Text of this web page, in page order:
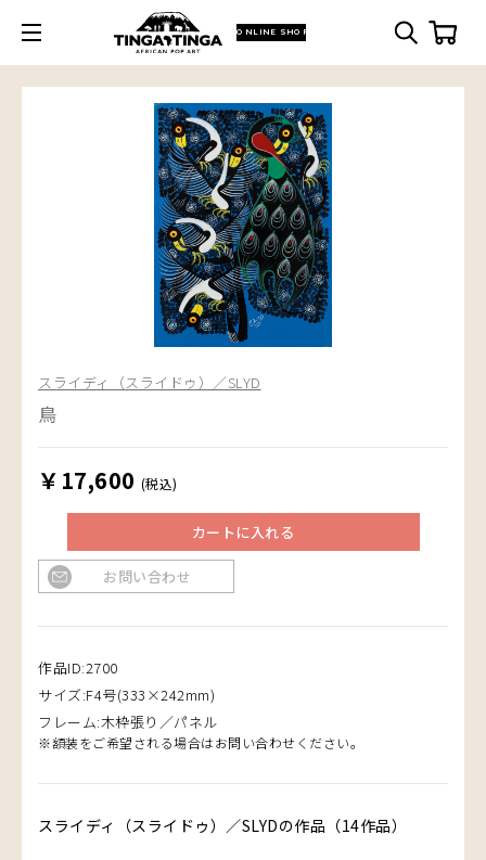
ONLINE SHOP
スライディ（スライドゥ）／SLYD
鳥
￥17,600 (税込)
カートに入れる
お問い合わせ
作品ID:2700
サイズ:F4号(333×242mm)
フレーム:木枠張り／パネル
※額装をご希望される場合はお問い合わせください。
スライディ（スライドゥ）／SLYDの作品（14作品）